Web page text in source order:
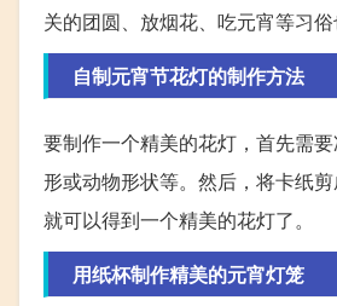
关的团圆、放烟花、吃元宵等习
自制元宵节花灯的制作方法
要制作一个精美的花灯，首先需
形或动物形状等。然后，将卡纸
就可以得到一个精美的花灯了。
用纸杯制作精美的元宵灯笼